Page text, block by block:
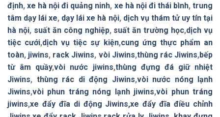
định,xe hà nội đi quảng ninh, xe hà nội đi thái bình,trung
tâm dạy lái xe, dạy lái xe hà nội, dịch vụ thám tử uy tín tại
hà nội, suất ăn công nghiệp, suất ăn trường học,dịch vụ
tiệc cưới,dịch vụ tiệc sự kiện,cung ứng thực phẩm an
toàn, jiwins, rack Jiwins, vòi Jiwins,thùng rác Jiwins,bếp
từ âm quầy,vòi nước jiwins,thùng đựng đá giữ nhiệt
Jiwins, thùng rác di động Jiwins,vòi nước nóng lạnh
Jiwins,vòi phun tráng nóng lạnh jiwins,vòi phun tráng
jiwins,xe đẩy đĩa di động Jiwins,xe đẩy đĩa điều chỉnh